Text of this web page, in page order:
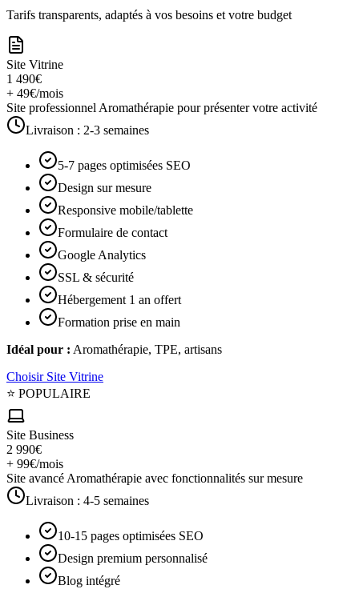
Tarifs transparents, adaptés à vos besoins et votre budget
Site Vitrine
1 490€
+ 49€/mois
Site professionnel Aromathérapie pour présenter votre activité
Livraison : 2-3 semaines
5-7 pages optimisées SEO
Design sur mesure
Responsive mobile/tablette
Formulaire de contact
Google Analytics
SSL & sécurité
Hébergement 1 an offert
Formation prise en main
Idéal pour : Aromathérapie, TPE, artisans
Choisir Site Vitrine
⭐ POPULAIRE
Site Business
2 990€
+ 99€/mois
Site avancé Aromathérapie avec fonctionnalités sur mesure
Livraison : 4-5 semaines
10-15 pages optimisées SEO
Design premium personnalisé
Blog intégré